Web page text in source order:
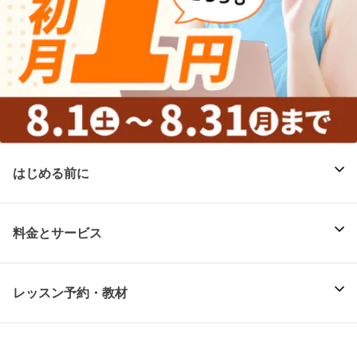
はじめる前に
料金とサービス
レッスン予約・教材